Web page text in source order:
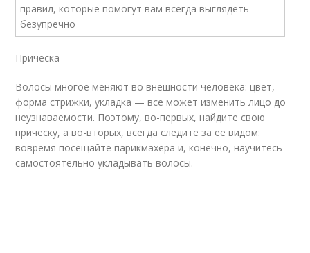
Прическа
Волосы многое меняют во внешности человека: цвет,
форма стрижки, укладка — все может изменить лицо до
неузнаваемости. Поэтому, во-первых, найдите свою
прическу, а во-вторых, всегда следите за ее видом:
вовремя посещайте парикмахера и, конечно, научитесь
самостоятельно укладывать волосы.